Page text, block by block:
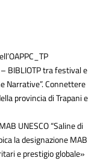
BIBLIOTP tra festival e
Narrative”. Connettere
provincia di Trapani e
UNESCO “Saline di
la designazione MAB
e prestigio globale»